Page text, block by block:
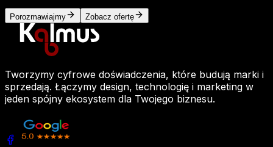
Porozmawiajmy Zobacz ofertę
Tworzymy cyfrowe doświadczenia, które budują marki i
sprzedają. Łączymy design, technologię i marketing w
jeden spójny ekosystem dla Twojego biznesu.